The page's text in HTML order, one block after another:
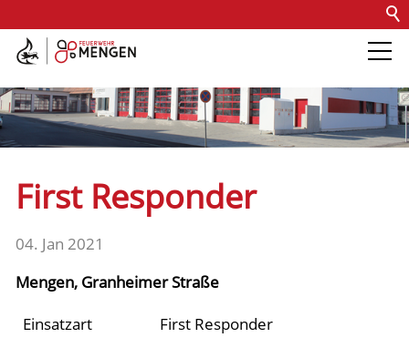
Kontakt Impressum
Barrierefreiheit
Die Feuerwehr
Fachdienste
Fahrzeuge
Einsätze
First Responder
04. Jan 2021
Mengen, Granheimer Straße
Einsatzart
First Responder